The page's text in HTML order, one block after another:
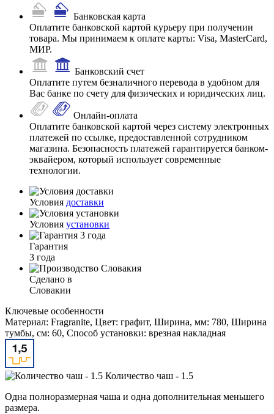
Банковская карта
Оплатите банковской картой курьеру при получении
товара. Мы принимаем к оплате карты: Visa, MasterCard,
МИР.
Банковский счет
Оплатите путем безналичного перевода в удобном для
Вас банке по счету для физических и юридических лиц.
Онлайн-оплата
Оплатите банковской картой через систему электронных
платежей по ссылке, предоставленной сотрудником
магазина. Безопасность платежей гарантируется банком-
эквайером, который использует современные
технологии.
Условия доставки
Условия установки
Гарантия
3 года
Сделано в
Словакии
Ключевые особенности
Материал: Fragranite, Цвет: графит, Ширина, мм: 780, Ширина
тумбы, см: 60, Способ установки: врезная накладная
Количество чаш - 1.5
Одна полноразмерная чаша и одна дополнительная меньшего
размера.